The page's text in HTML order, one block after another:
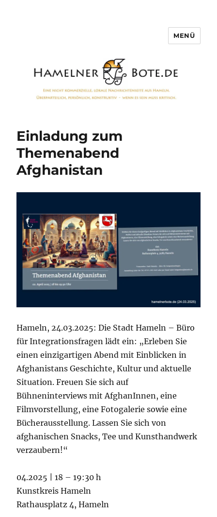
MENÜ
Einladung zum
Themenabend
Afghanistan
Hameln, 24.03.2025: Die Stadt Hameln – Büro
für Integrationsfragen lädt ein: „Erleben Sie
einen einzigartigen Abend mit Einblicken in
Afghanistans Geschichte, Kultur und aktuelle
Situation. Freuen Sie sich auf
Bühneninterviews mit AfghanInnen, eine
Filmvorstellung, eine Fotogalerie sowie eine
Bücherausstellung. Lassen Sie sich von
afghanischen Snacks, Tee und Kunsthandwerk
verzaubern!“
04.2025 | 18 – 19:30 h
Kunstkreis Hameln
Rathausplatz 4, Hameln